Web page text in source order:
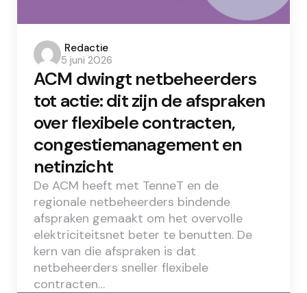
Posted
by
Redactie
5 juni 2026
ACM dwingt netbeheerders
tot actie: dit zijn de afspraken
over flexibele contracten,
congestiemanagement en
netinzicht
De ACM heeft met TenneT en de
regionale netbeheerders bindende
afspraken gemaakt om het overvolle
elektriciteitsnet beter te benutten. De
kern van die afspraken is dat
netbeheerders sneller flexibele
contracten…